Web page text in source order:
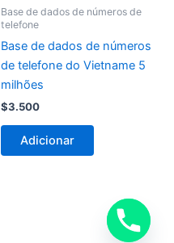
Base de dados de números de
telefone
Base de dados de números
de telefone do Vietname 5
milhões
$3.500
Adicionar